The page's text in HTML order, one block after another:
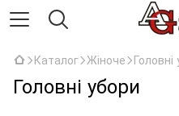
Каталог Жіноче Головні
Головні убори